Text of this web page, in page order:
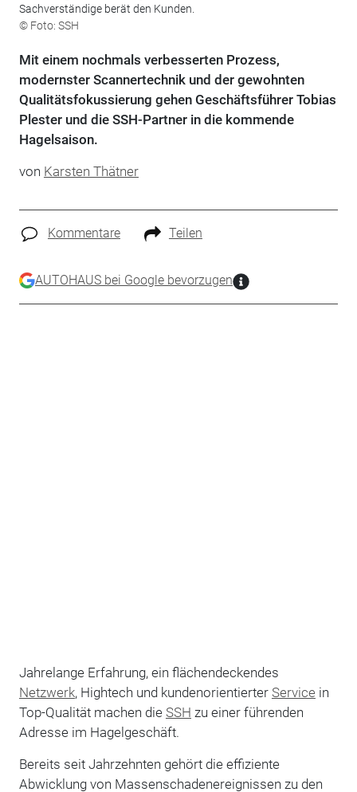
Sachverständige berät den Kunden.
© Foto: SSH
Mit einem nochmals verbesserten Prozess,
modernster Scannertechnik und der gewohnten
Qualitätsfokussierung gehen Geschäftsführer Tobias
Plester und die SSH-Partner in die kommende
Hagelsaison.
von Karsten Thätner
Kommentare Teilen
AUTOHAUS bei Google bevorzugen
Jahrelange Erfahrung, ein flächendeckendes
Netzwerk, Hightech und kundenorientierter Service in
Top-Qualität machen die SSH zu einer führenden
Adresse im Hagelgeschäft.
Bereits seit Jahrzehnten gehört die effiziente
Abwicklung von Massenschadenereignissen zu den